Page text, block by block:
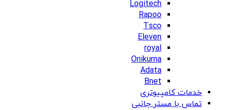
Logitech
Rapoo
Tsco
Eleven
royal
Onikuma
Adata
Bnet
خدمات کامپیوتری
تماس با مستر جانبی